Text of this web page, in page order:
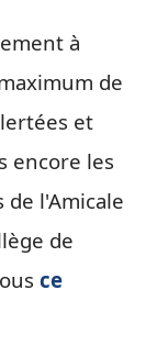
à
de
et
encore les
l'Amicale
de
ce